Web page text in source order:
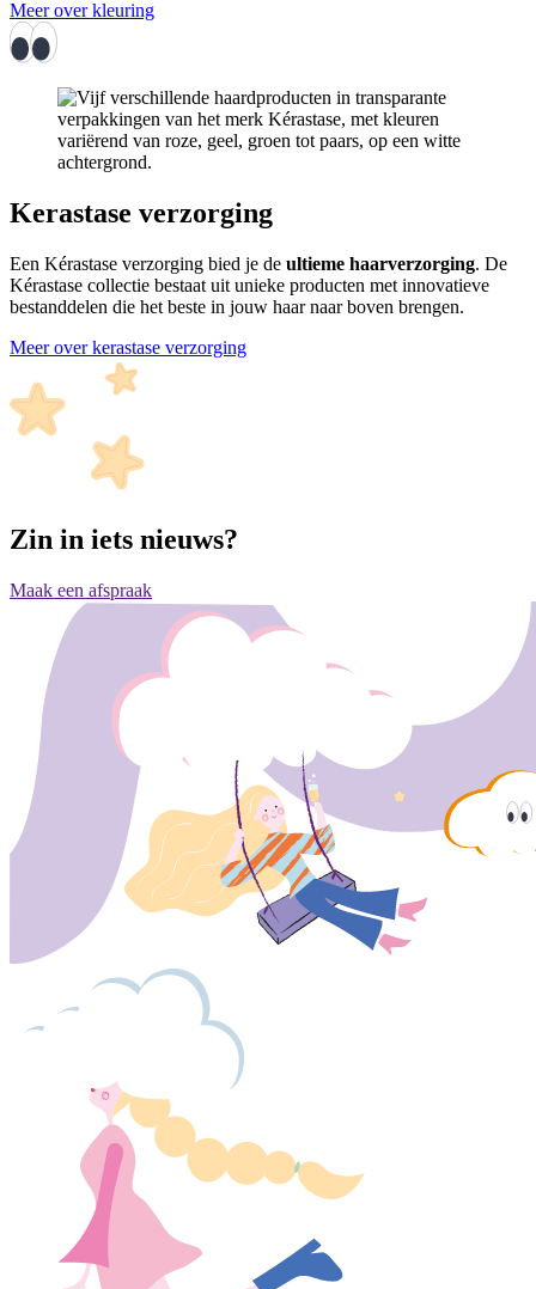
Meer over kleuring
Kerastase verzorging
Een Kérastase verzorging bied je de ultieme haarverzorging. De
Kérastase collectie bestaat uit unieke producten met innovatieve
bestanddelen die het beste in jouw haar naar boven brengen.
Meer over kerastase verzorging
Zin in iets nieuws?
Maak een afspraak